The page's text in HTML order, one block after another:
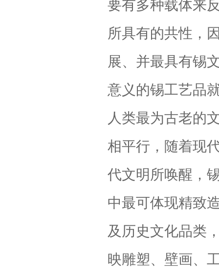
要有多种载体来
所具有的共性，
展、并最具有锡
意义的锡工艺品
人类最为古老的
相平行，随着现
代文明所唤醒，
中最可体现精致
及历史文化品类
映雕塑、壁画、